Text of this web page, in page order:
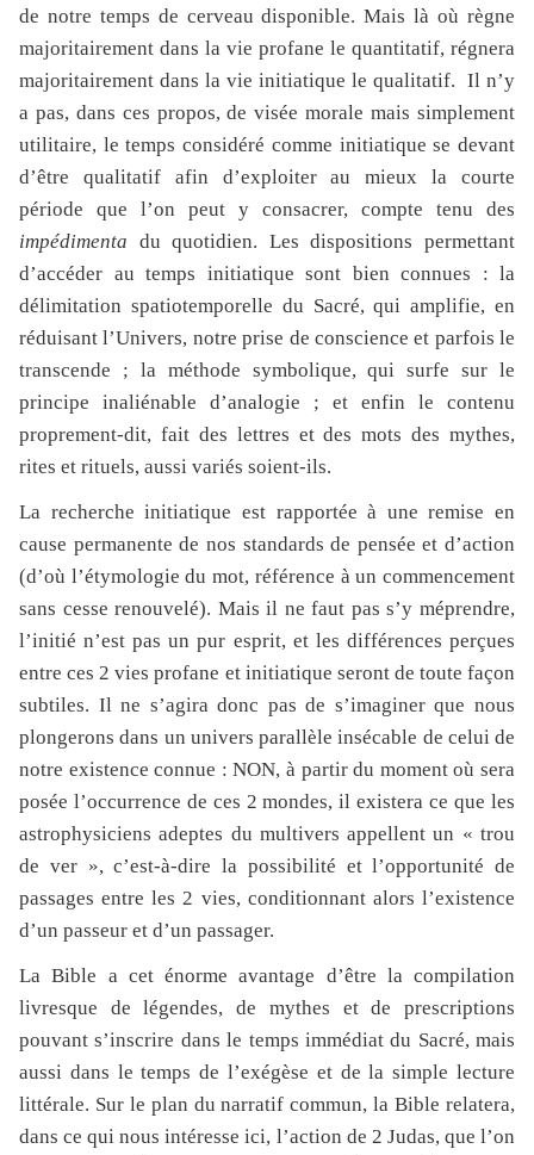
de notre temps de cerveau disponible. Mais là où règne
majoritairement dans la vie profane le quantitatif, régnera
majoritairement dans la vie initiatique le qualitatif. Il n’y
a pas, dans ces propos, de visée morale mais simplement
utilitaire, le temps considéré comme initiatique se devant
d’être qualitatif afin d’exploiter au mieux la courte
période que l’on peut y consacrer, compte tenu des
impédimenta du quotidien. Les dispositions permettant
d’accéder au temps initiatique sont bien connues : la
délimitation spatiotemporelle du Sacré, qui amplifie, en
réduisant l’Univers, notre prise de conscience et parfois le
transcende ; la méthode symbolique, qui surfe sur le
principe inaliénable d’analogie ; et enfin le contenu
proprement-dit, fait des lettres et des mots des mythes,
rites et rituels, aussi variés soient-ils.
La recherche initiatique est rapportée à une remise en
cause permanente de nos standards de pensée et d’action
(d’où l’étymologie du mot, référence à un commencement
sans cesse renouvelé). Mais il ne faut pas s’y méprendre,
l’initié n’est pas un pur esprit, et les différences perçues
entre ces 2 vies profane et initiatique seront de toute façon
subtiles. Il ne s’agira donc pas de s’imaginer que nous
plongerons dans un univers parallèle insécable de celui de
notre existence connue : NON, à partir du moment où sera
posée l’occurrence de ces 2 mondes, il existera ce que les
astrophysiciens adeptes du multivers appellent un « trou
de ver », c’est-à-dire la possibilité et l’opportunité de
passages entre les 2 vies, conditionnant alors l’existence
d’un passeur et d’un passager.
La Bible a cet énorme avantage d’être la compilation
livresque de légendes, de mythes et de prescriptions
pouvant s’inscrire dans le temps immédiat du Sacré, mais
aussi dans le temps de l’exégèse et de la simple lecture
littérale. Sur le plan du narratif commun, la Bible relatera,
dans ce qui nous intéresse ici, l’action de 2 Judas, que l’on